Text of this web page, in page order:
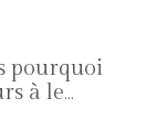
pourquoi
à le